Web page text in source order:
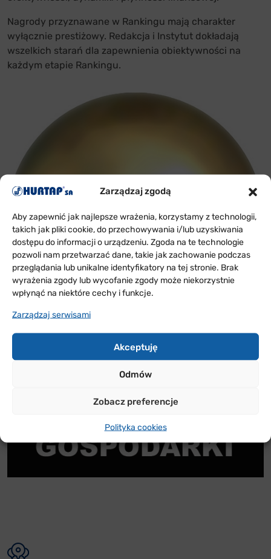
Zarządzaj zgodą
Aby zapewnić jak najlepsze wrażenia, korzystamy z technologii,
takich jak pliki cookie, do przechowywania i/lub uzyskiwania
dostępu do informacji o urządzeniu. Zgoda na te technologie
pozwoli nam przetwarzać dane, takie jak zachowanie podczas
przeglądania lub unikalne identyfikatory na tej stronie. Brak
wyrażenia zgody lub wycofanie zgody może niekorzystnie
wpłynąć na niektóre cechy i funkcje.
Zarządzaj serwisami
Akceptuję
Odmów
Zobacz preferencje
Polityka cookies
Nagrody przyznawane w Rankingu mają charakter
wyłącznie prestiżowy. Redakcja i Instytut dokładają
wszelkich starań dla zapewnienia obiektywności na
każdym etapie Rankingu.